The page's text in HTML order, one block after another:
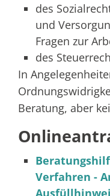
des
und
Fragen zur
des
In
Beratung, aber
Verfahren -